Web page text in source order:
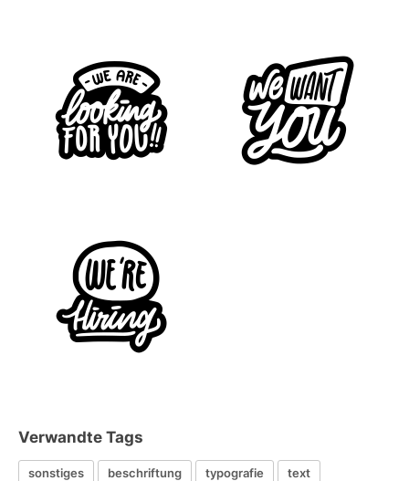
Verwandte Tags
sonstiges beschriftung typografie
text